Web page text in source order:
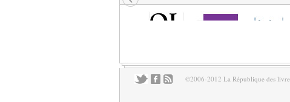
©2006-2012 La République des